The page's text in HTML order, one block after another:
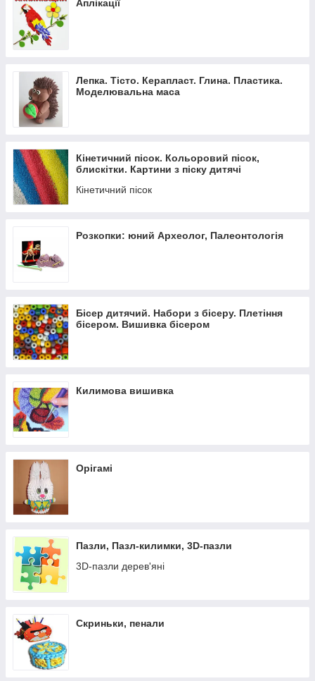
Аплікації
Лепка. Тісто. Керапласт. Глина. Пластика.
Моделювальна маса
Кінетичний пісок. Кольоровий пісок,
блискітки. Картини з піску дитячі
Кінетичний пісок
Розкопки: юний Археолог, Палеонтологія
Бісер дитячий. Набори з бісеру. Плетіння
бісером. Вишивка бісером
Килимова вишивка
Орігамі
Пазли, Пазл-килимки, 3D-пазли
3D-пазли дерев'яні
Скриньки, пенали